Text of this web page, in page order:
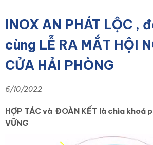
INOX AN PHÁT LỘC ,
cùng LỄ RA MẮT HỘI
CỬA HẢI PHÒNG
6/10/2022
HỢP TÁC và ĐOÀN KẾT là chìa khoá
VỮNG